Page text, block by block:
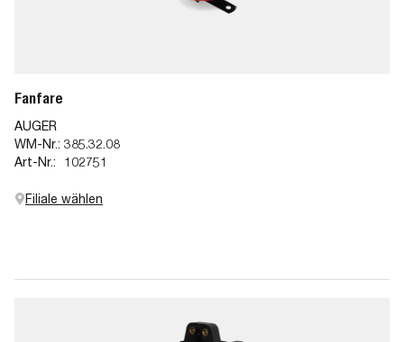
Fanfare
AUGER
WM-Nr.: 385.32.08
Art-Nr.:
102751
Filiale wählen